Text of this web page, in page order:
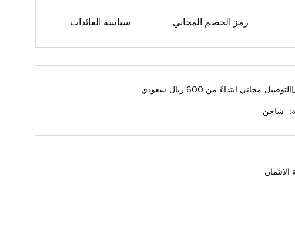
رمز الخصم المجاني سياسة العائدات
التوصيل مجاني ابتداءً من 600 ريال سعودي
شاحن